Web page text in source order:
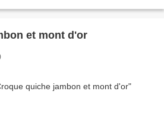
et mont d'or